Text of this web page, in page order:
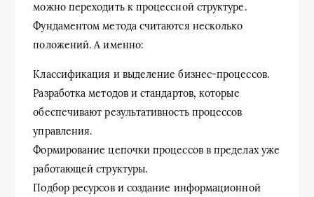
можно переходить к процессной структуре.
Фундаментом метода считаются несколько
положений. А именно:
Классификация и выделение бизнес-процессов.
Разработка методов и стандартов, которые
обеспечивают результативность процессов
управления.
Формирование цепочки процессов в пределах уже
работающей структуры.
Подбор ресурсов и создание информационной